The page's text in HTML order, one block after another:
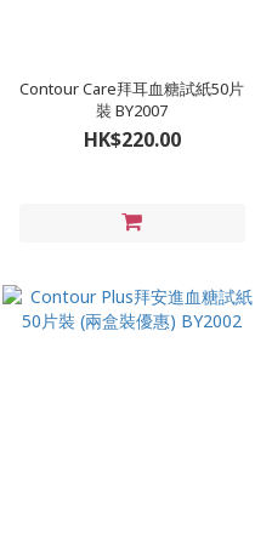
Contour Care拜耳血糖試紙50片
裝 BY2007
HK$220.00